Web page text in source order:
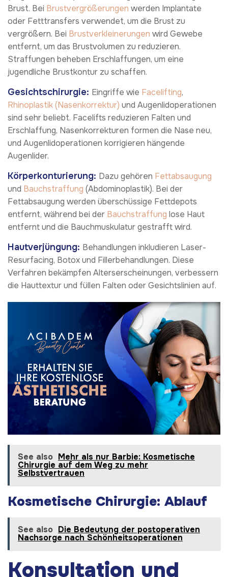
Brust. Bei Brustvergrößerungen werden Implantate
oder Fetttransfers verwendet, um die Brust zu
vergrößern. Bei Brustverkleinerungen wird Gewebe
entfernt, um das Brustvolumen zu reduzieren.
Straffungen beheben Erschlaffungen, um eine
jugendliche Brustkontur zu schaffen.
Gesichtschirurgie: Eingriffe wie Facelifting,
Rhinoplastik (Nasenkorrektur) und Augenlidoperationen
sind sehr beliebt. Facelifts reduzieren Falten und
Erschlaffung, Nasenkorrekturen formen die Nase neu,
und Augenlidoperationen korrigieren hängende
Augenlider.
Körperkonturierung: Dazu gehören Fettabsaugung
und Bauchstraffung (Abdominoplastik). Bei der
Fettabsaugung werden überschüssige Fettdepots
entfernt, während bei der Bauchstraffung lose Haut
entfernt und die Bauchmuskulatur gestrafft wird.
Hautverjüngung: Behandlungen inkludieren Laser-
Resurfacing, Botox und Fillerbehandlungen. Diese
Verfahren bekämpfen Alterserscheinungen, verbessern
die Hauttextur und füllen Falten oder Gesichtslinien auf.
See also Mehr als nur Barbie: Kosmetische
Chirurgie auf dem Weg zu mehr
Selbstvertrauen
Kosmetische Chirurgie: Ablauf
See also Die Bedeutung der postoperativen
Nachsorge nach Schönheitsoperationen
Konsultation und